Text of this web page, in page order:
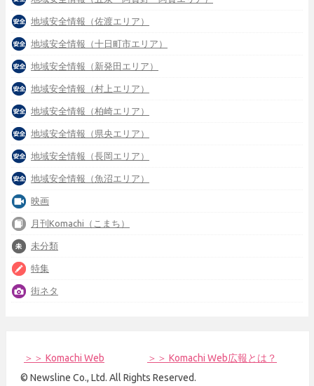
地域安全情報（佐渡エリア）
地域安全情報（十日町市エリア）
地域安全情報（新発田エリア）
地域安全情報（村上エリア）
地域安全情報（柏崎エリア）
地域安全情報（県央エリア）
地域安全情報（長岡エリア）
地域安全情報（魚沼エリア）
映画
月刊Komachi（こまち）
未分類
特集
街ネタ
＞＞ Komachi Web
＞＞ Komachi Web広報とは？
© Newsline Co., Ltd. All Rights Reserved.